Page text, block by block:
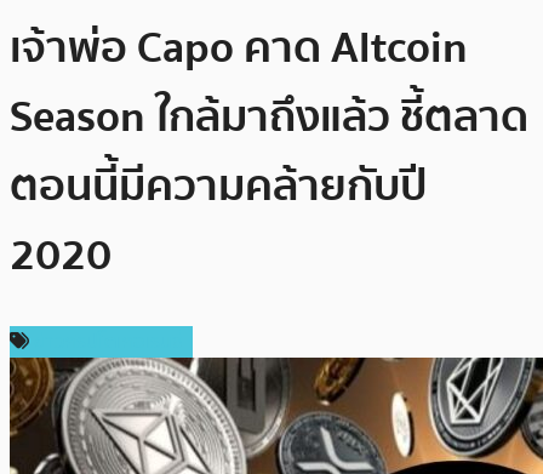
เจ้าพ่อ Capo คาด Altcoin
Season ใกล้มาถึงแล้ว ชี้ตลาด
ตอนนี้มีความคล้ายกับปี
2020